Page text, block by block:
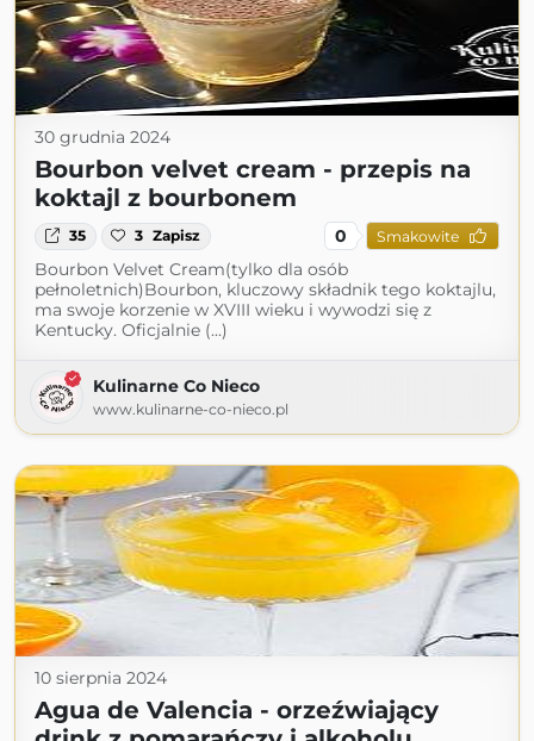
30 grudnia 2024
Bourbon velvet cream - przepis na
koktajl z bourbonem
35 3 Zapisz 0 Smakowite
Bourbon Velvet Cream(tylko dla osób
pełnoletnich)Bourbon, kluczowy składnik tego koktajlu,
ma swoje korzenie w XVIII wieku i wywodzi się z
Kentucky. Oficjalnie (...)
Kulinarne Co Nieco
www.kulinarne-co-nieco.pl
10 sierpnia 2024
Agua de Valencia - orzeźwiający